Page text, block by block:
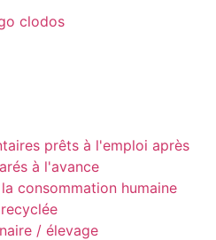
prêts à l'emploi après
à l'avance
consommation humaine
/ élevage